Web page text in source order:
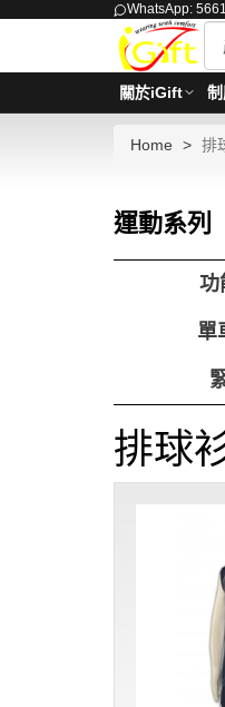
WhatsApp:
關於iGift
Home 排
運動系列
功
單
排球